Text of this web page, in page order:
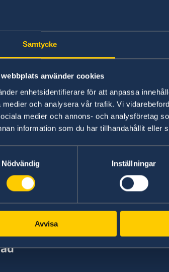
Samtycke
webbplats använder cookies
enhetsidentifierare för att anpassa
medier och analysera vår trafik. Vi
medier och annons- och analysföretag
information som du har tillhandahållit eller
Nödvändig
Inställningar
Avvisa
under 18 år
säkerhet
i en
Ansökan om
Sverige och
Polisens
Nationellt
Här finns
dessutom
Läs mer